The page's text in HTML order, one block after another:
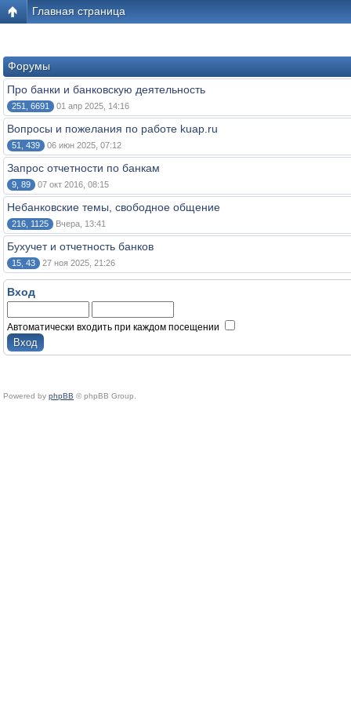
Главная страница
Форумы
Про банки и банковскую деятельность
251, 6691 01 апр 2025, 14:16
Вопросы и пожелания по работе kuap.ru
51, 439 06 июн 2025, 07:12
Запрос отчетности по банкам
9, 89 07 окт 2016, 08:15
Небанковские темы, свободное общение
216, 1125 Вчера, 13:41
Бухучет и отчетность банков
15, 43 27 ноя 2025, 21:26
Вход
Автоматически входить при каждом посещении
Powered by phpBB © phpBB Group.